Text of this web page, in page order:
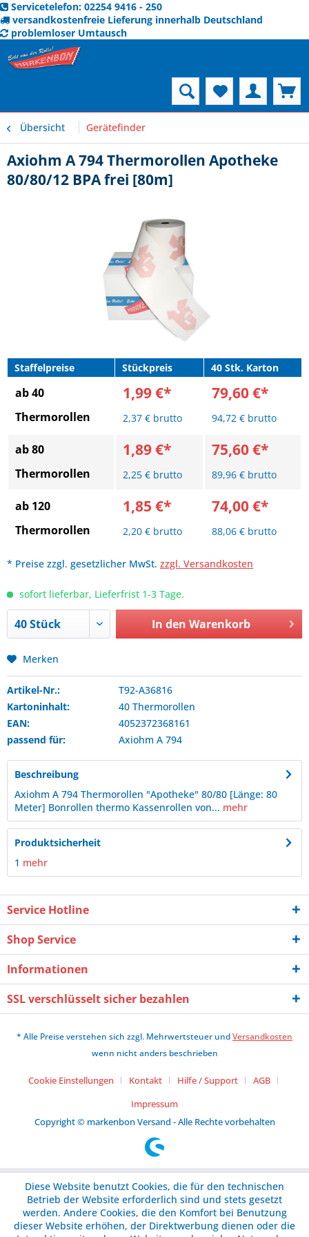
Servicetelefon: 02254 9416 - 250
versandkostenfreie Lieferung innerhalb Deutschland
problemloser Umtausch
Übersicht Gerätefinder
Axiohm A 794 Thermorollen Apotheke
80/80/12 BPA frei [80m]
Staffelpreise Stückpreis 40 Stk. Karton
ab 40
Thermorollen
1,99 €*
2,37 € brutto
79,60 €*
94,72 € brutto
ab 80
Thermorollen
1,89 €*
2,25 € brutto
75,60 €*
89,96 € brutto
ab 120
Thermorollen
1,85 €*
2,20 € brutto
74,00 €*
88,06 € brutto
* Preise zzgl. gesetzlicher MwSt. zzgl. Versandkosten
sofort lieferbar, Lieferfrist 1-3 Tage.
In den Warenkorb
Merken
Artikel-Nr.:
T92-A36816
Kartoninhalt:
40 Thermorollen
EAN:
4052372368161
passend für:
Axiohm A 794
Beschreibung
Axiohm A 794 Thermorollen "Apotheke" 80/80 [Länge: 80
Meter] Bonrollen thermo Kassenrollen von... mehr
Produktsicherheit
1 mehr
Service Hotline
Shop Service
Informationen
SSL verschlüsselt sicher bezahlen
* Alle Preise verstehen sich zzgl. Mehrwertsteuer undVersandkosten
wenn nicht anders beschrieben
Cookie Einstellungen Kontakt Hilfe / Support
AGB
Impressum
Copyright © markenbon Versand - Alle Rechte vorbehalten
Diese Website benutzt Cookies, die für den technischen
Betrieb der Website erforderlich sind und stets gesetzt
werden. Andere Cookies, die den Komfort bei Benutzung
dieser Website erhöhen, der Direktwerbung dienen oder die